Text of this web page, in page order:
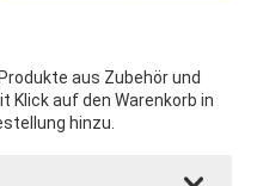
aus Zubehör und
Klick auf den Warenkorb in
hinzu.